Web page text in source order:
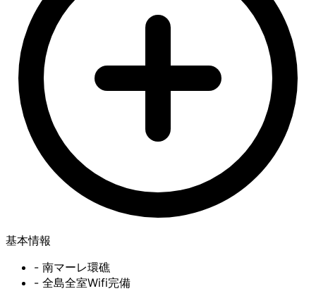
基本情報
- 南マーレ環礁
- 全島全室Wifi完備